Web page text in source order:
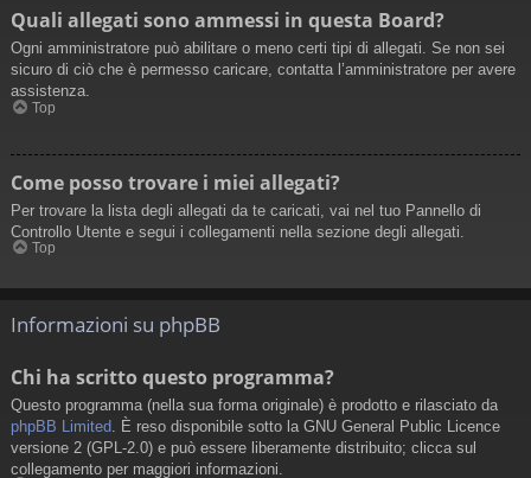
Quali allegati sono ammessi in questa Board?
Ogni amministratore può abilitare o meno certi tipi di allegati. Se non sei
sicuro di ciò che è permesso caricare, contatta l’amministratore per avere
assistenza.
Top
Come posso trovare i miei allegati?
Per trovare la lista degli allegati da te caricati, vai nel tuo Pannello di
Controllo Utente e segui i collegamenti nella sezione degli allegati.
Top
Informazioni su phpBB
Chi ha scritto questo programma?
Questo programma (nella sua forma originale) è prodotto e rilasciato da
phpBB Limited . È reso disponibile sotto la GNU General Public Licence
versione 2 (GPL-2.0) e può essere liberamente distribuito; clicca sul
collegamento per maggiori informazioni.